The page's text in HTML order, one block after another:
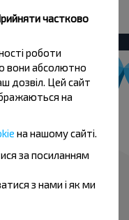
частково
роботи
вони абсолютно
дозвіл. Цей сайт
на
на нашому сайті.
за посиланням
з нами і як ми